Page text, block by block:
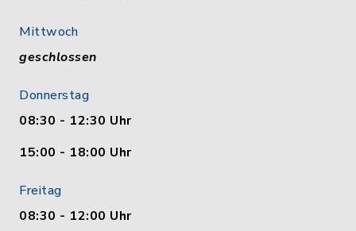
Mittwoch
geschlossen
Donnerstag
08:30 - 12:30 Uhr
15:00 - 18:00 Uhr
Freitag
08:30 - 12:00 Uhr